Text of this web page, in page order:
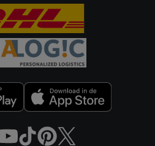
Meer informatie,
van de gegevens en je recht om
moment in te trekken, vind je
vindt de impressum voor de Lidl
informatie over de cookies die